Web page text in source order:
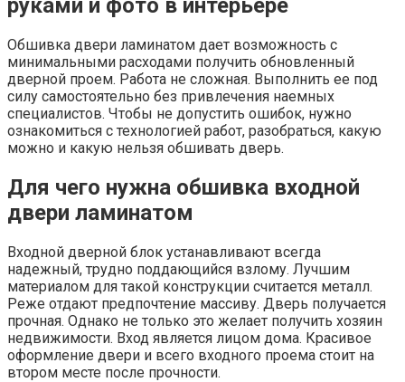
руками и фото в интерьере
Обшивка двери ламинатом дает возможность с
минимальными расходами получить обновленный
дверной проем. Работа не сложная. Выполнить ее под
силу самостоятельно без привлечения наемных
специалистов. Чтобы не допустить ошибок, нужно
ознакомиться с технологией работ, разобраться, какую
можно и какую нельзя обшивать дверь.
Для чего нужна обшивка входной
двери ламинатом
Входной дверной блок устанавливают всегда
надежный, трудно поддающийся взлому. Лучшим
материалом для такой конструкции считается металл.
Реже отдают предпочтение массиву. Дверь получается
прочная. Однако не только это желает получить хозяин
недвижимости. Вход является лицом дома. Красивое
оформление двери и всего входного проема стоит на
втором месте после прочности.